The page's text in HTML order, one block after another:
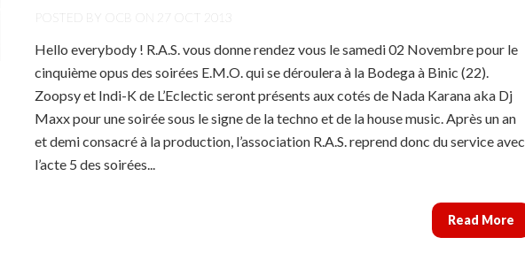
POSTED BY OCB ON 27 OCT 2013
Hello everybody ! R.A.S. vous donne rendez vous le samedi 02 Novembre pour le
cinquième opus des soirées E.M.O. qui se déroulera à la Bodega à Binic (22).
Zoopsy et Indi-K de L’Eclectic seront présents aux cotés de Nada Karana aka Dj
Maxx pour une soirée sous le signe de la techno et de la house music. Après un an
et demi consacré à la production, l’association R.A.S. reprend donc du service avec
l’acte 5 des soirées...
Read More